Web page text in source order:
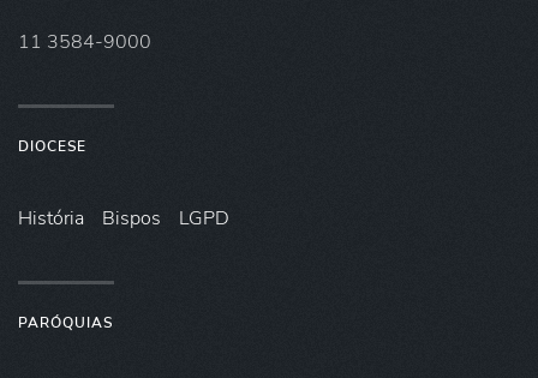
11 3584-9000
DIOCESE
História Bispos LGPD
PARÓQUIAS